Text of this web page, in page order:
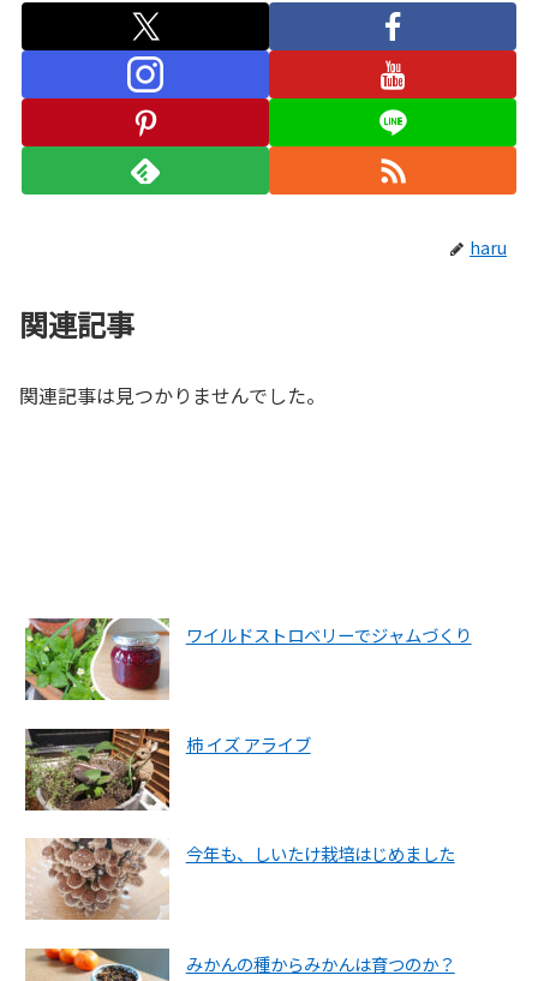
haru
関連記事
関連記事は見つかりませんでした。
ワイルドストロベリーでジャムづくり
柿 イズ アライブ
今年も、しいたけ栽培はじめました
みかんの種からみかんは育つのか？